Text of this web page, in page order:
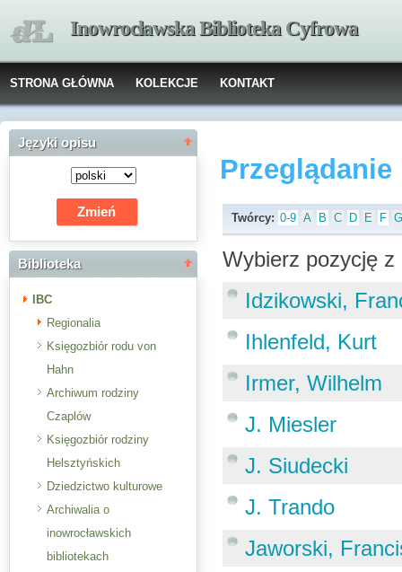
Inowrocławska Biblioteka Cyfrowa
STRONA GŁÓWNA KOLEKCJE KONTAKT
Języki opisu
Biblioteka
IBC
Regionalia
Księgozbiór rodu von
Hahn
Archiwum rodziny
Czaplów
Księgozbiór rodziny
Helsztyńskich
Dziedzictwo kulturowe
Archiwalia o
inowrocławskich
bibliotekach
Twórcy: 0-9 A B C D E F
Wybierz pozycję
Idzikowski,
Ihlenfeld, Kurt
Irmer, Wilhelm
J. Miesler
J. Siudecki
J. Trando
Jaworski,